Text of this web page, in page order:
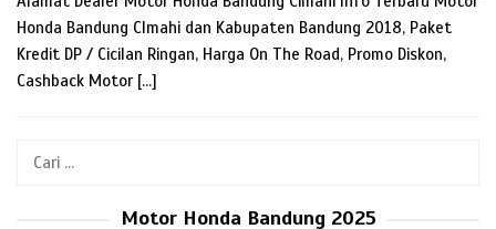
Honda Bandung CImahi dan Kabupaten Bandung 2018, Paket
Kredit DP / Cicilan Ringan, Harga On The Road, Promo Diskon,
Cashback Motor […]
Cari
Motor Honda Bandung 2025